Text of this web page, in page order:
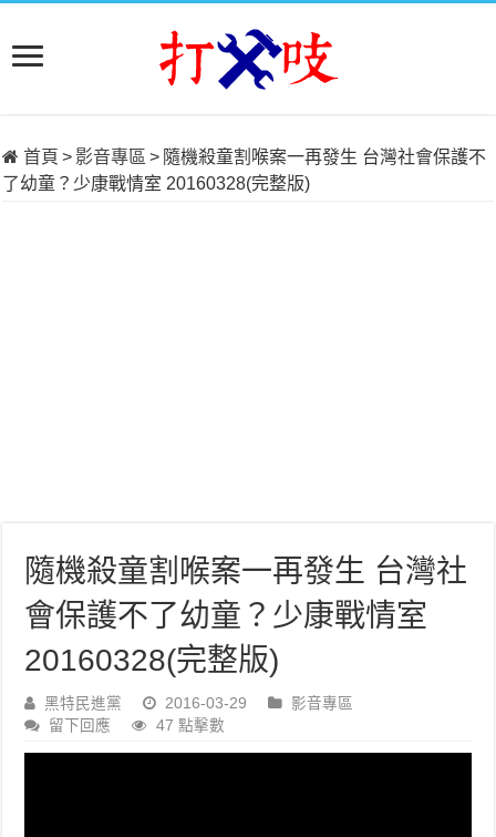
首頁 > 影音專區 > 隨機殺童割喉案一再發生 台灣社會保護不
了幼童？少康戰情室 20160328(完整版)
隨機殺童割喉案一再發生 台灣社
會保護不了幼童？少康戰情室
20160328(完整版)
黑特民進黨 2016-03-29
影音專區
留下回應
47 點擊數